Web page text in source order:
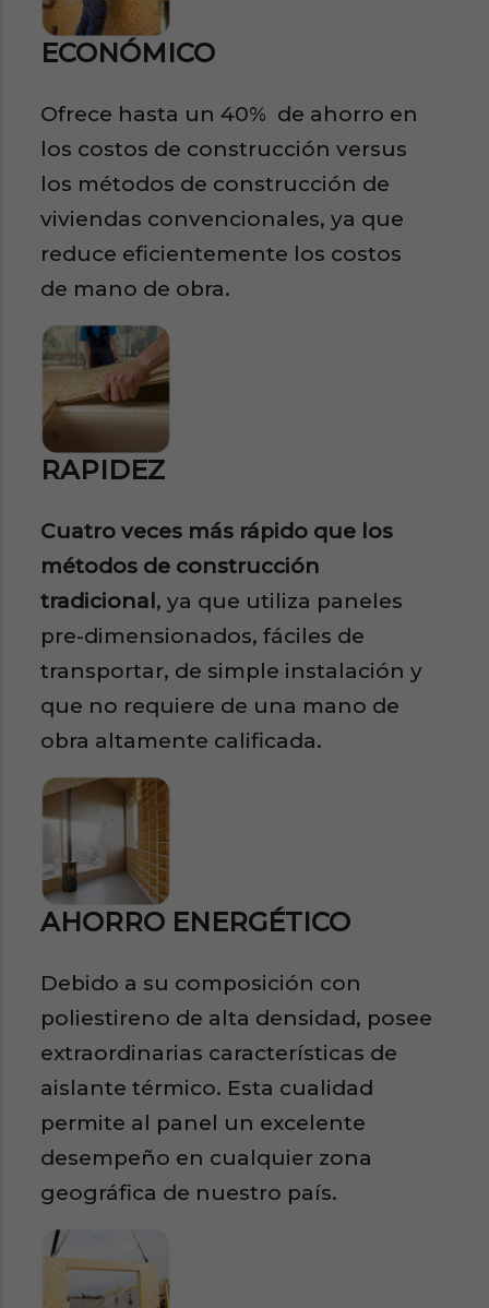
ECONÓMICO
Ofrece hasta un 40% de ahorro en
los costos de construcción versus
los métodos de construcción de
viviendas convencionales, ya que
reduce eficientemente los costos
de mano de obra.
RAPIDEZ
Cuatro veces más rápido que los
métodos de construcción
tradicional , ya que utiliza paneles
pre-dimensionados, fáciles de
transportar, de simple instalación y
que no requiere de una mano de
obra altamente calificada.
AHORRO ENERGÉTICO
Debido a su composición con
poliestireno de alta densidad, posee
extraordinarias características de
aislante térmico. Esta cualidad
permite al panel un excelente
desempeño en cualquier zona
geográfica de nuestro país.